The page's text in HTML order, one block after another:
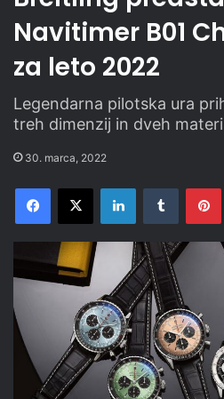
Navitimer B01
za leto 2022
Legendarna pilotska ura
treh dimenzij in dveh
30. marca, 2022
Facebook
X LinkedInTumblr